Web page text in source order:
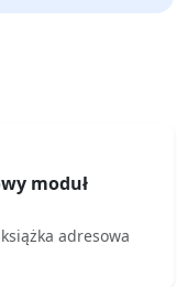
moduł
adresowa